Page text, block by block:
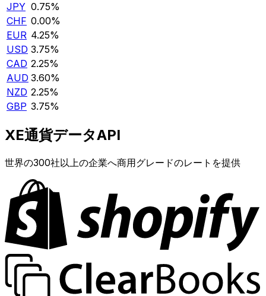
JPY 0.75%
CHF 0.00%
EUR 4.25%
USD 3.75%
CAD 2.25%
AUD 3.60%
NZD 2.25%
GBP 3.75%
XE通貨データAPI
世界の300社以上の企業へ商用グレードのレートを提供